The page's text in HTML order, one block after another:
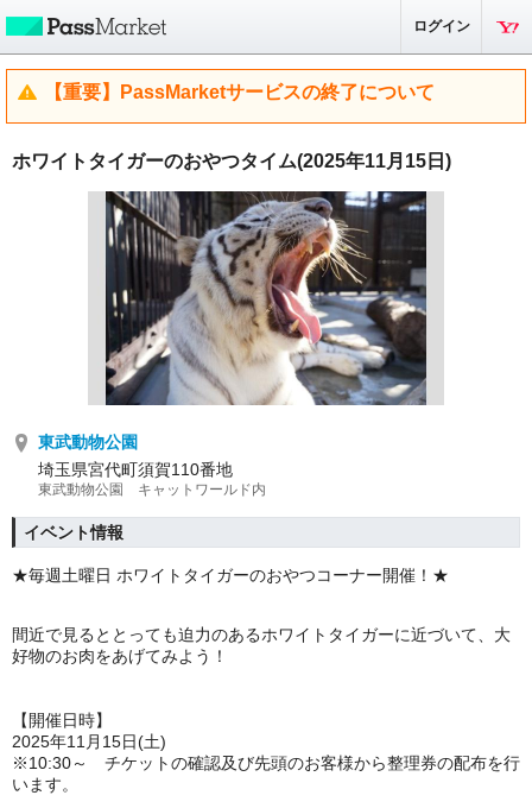
ログイン
【重要】PassMarketサービスの終了について
ホワイトタイガーのおやつタイム(2025年11月15日)
東武動物公園
埼玉県宮代町須賀110番地
東武動物公園 キャットワールド内
イベント情報
★毎週土曜日 ホワイトタイガーのおやつコーナー開催！★
間近で見るととっても迫力のあるホワイトタイガーに近づいて、大
好物のお肉をあげてみよう！
【開催日時】
2025年11月15日(土)
※10:30～ チケットの確認及び先頭のお客様から整理券の配布を行
います。